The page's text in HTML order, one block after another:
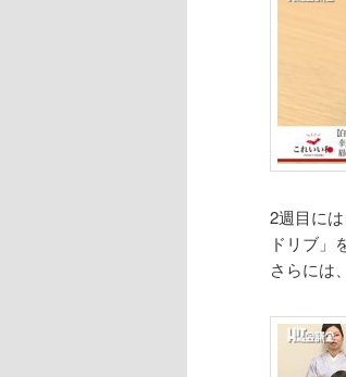
2週目に
ドリブ」
さらには